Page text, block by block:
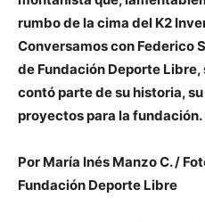
rumbo de la cima del K2
Conversamos con Federico
de Fundación Deporte
contó parte de su historia,
proyectos para la fundación.
Por María Inés Manzo C. /
Fundación Deporte Libre